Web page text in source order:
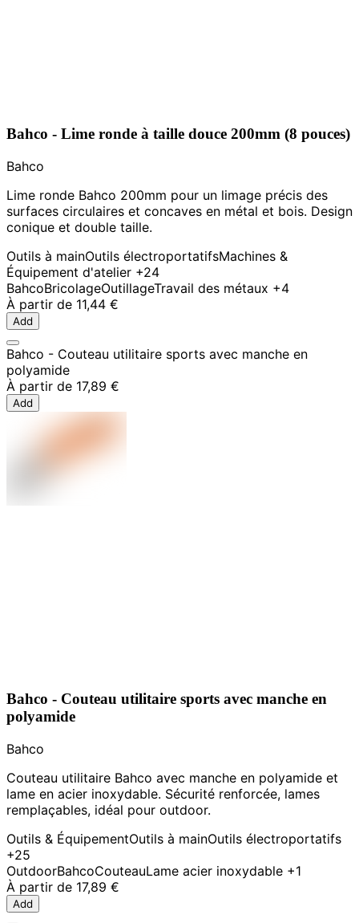
Bahco - Lime ronde à taille douce 200mm (8 pouces)
Bahco
Lime ronde Bahco 200mm pour un limage précis des
surfaces circulaires et concaves en métal et bois. Design
conique et double taille.
Outils à mainOutils électroportatifsMachines &
Équipement d'atelier +24
BahcoBricolageOutillageTravail des métaux +4
À partir de 11,44 €
Add
Bahco - Couteau utilitaire sports avec manche en
polyamide
À partir de 17,89 €
Add
Bahco - Couteau utilitaire sports avec manche en
polyamide
Bahco
Couteau utilitaire Bahco avec manche en polyamide et
lame en acier inoxydable. Sécurité renforcée, lames
remplaçables, idéal pour outdoor.
Outils & ÉquipementOutils à mainOutils électroportatifs
+25
OutdoorBahcoCouteauLame acier inoxydable +1
À partir de 17,89 €
Add